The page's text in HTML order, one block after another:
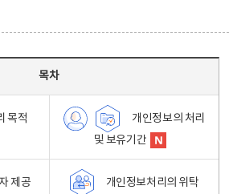
목차
목적
개인정보의 처리
및 보유기간
제공 개인정보처리의 위탁